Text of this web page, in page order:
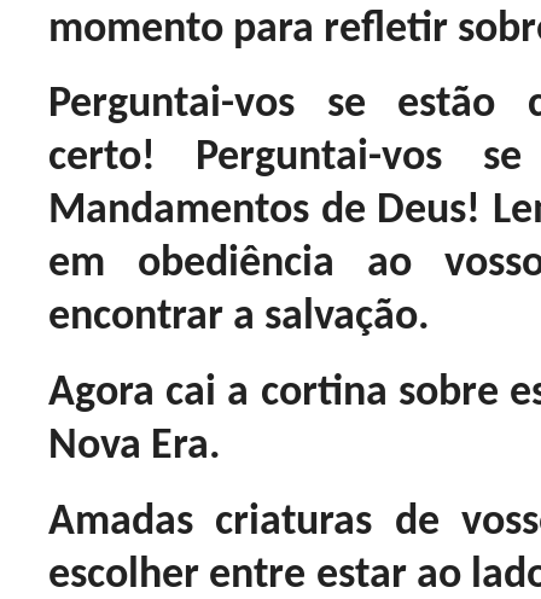
momento para refletir
Perguntai-vos se estão
certo! Perguntai-vos
Mandamentos de Deus!
em obediência ao
encontrar a salvação.
Agora cai a cortina sobre
Nova Era.
Amadas criaturas de
escolher entre estar ao